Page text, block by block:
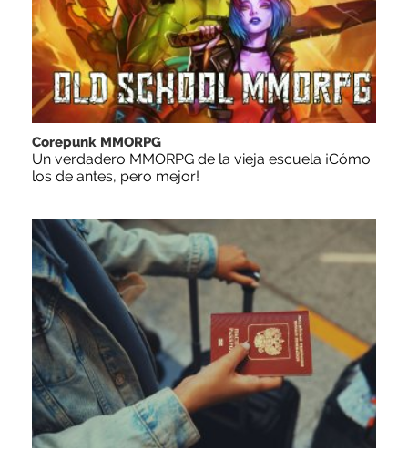
Corepunk MMORPG
Un verdadero MMORPG de la vieja escuela ¡Cómo
los de antes, pero mejor!